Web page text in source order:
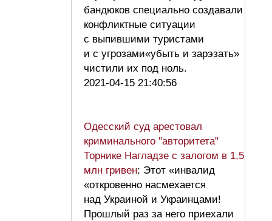
бандюков специально создавали
конфликтные ситуации
с выпившими туристами
и с угрозами«убыть и зарэзать»
чистили их под ноль.
2021-04-15 21:40:56
Одесский суд арестовал
криминального "авторитета"
Торнике Нагладзе с залогом в 1,5
млн гривен: Этот «инвалид
«откровенно насмехается
над Украиной и Украинцами!
Прошлый раз за него приехали